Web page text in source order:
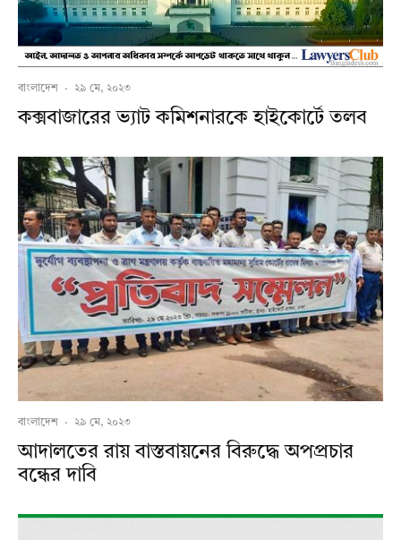
বাংলাদেশ · ২৯ মে, ২০২৩
কক্সবাজারের ভ্যাট কমিশনারকে হাইকোর্টে তলব
বাংলাদেশ · ২৯ মে, ২০২৩
আদালতের রায় বাস্তবায়নের বিরুদ্ধে অপপ্রচার
বন্ধের দাবি